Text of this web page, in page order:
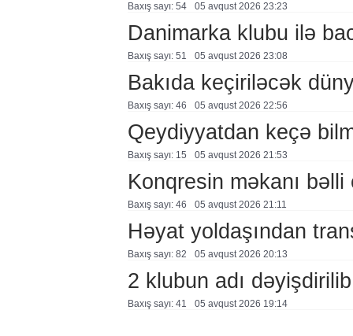
Baxış sayı: 54 05 avqust 2026 23:23
Danimarka klubu ilə
Baxış sayı: 51 05 avqust 2026 23:08
Bakıda keçiriləcək
Baxış sayı: 46 05 avqust 2026 22:56
Qeydiyyatdan keçə
Baxış sayı: 15 05 avqust 2026 21:53
Konqresin məkanı bəlli
Baxış sayı: 46 05 avqust 2026 21:11
Həyat yoldaşından
Baxış sayı: 82 05 avqust 2026 20:13
2 klubun adı dəyişdirilib
Baxış sayı: 41 05 avqust 2026 19:14